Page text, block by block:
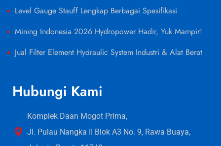
Level Gauge Stauff Lengkap Berbagai Spesifikasi
Mining Indonesia 2026 Hydropower Hadir, Yuk Mampir!
Jual Filter Element Hydraulic System Industri & Alat Berat
Hubungi Kami
Komplek Daan Mogot Prima,
Jl. Pulau Nangka II Blok A3 No. 9, Rawa Buaya,